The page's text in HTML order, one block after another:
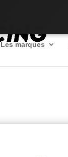
Les marques